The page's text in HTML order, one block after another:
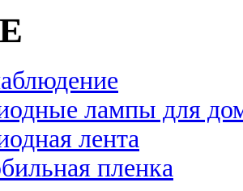
лампы для
лента
пленка